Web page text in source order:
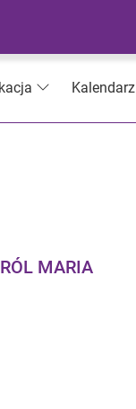
Kalendarz
MARIA